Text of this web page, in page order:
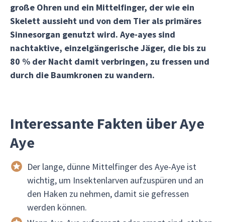
große Ohren und ein Mittelfinger, der wie ein
Skelett aussieht und von dem Tier als primäres
Sinnesorgan genutzt wird. Aye-ayes sind
nachtaktive, einzelgängerische Jäger, die bis zu
80 % der Nacht damit verbringen, zu fressen und
durch die Baumkronen zu wandern.
Interessante Fakten über Aye
Aye
Der lange, dünne Mittelfinger des Aye-Aye ist
wichtig, um Insektenlarven aufzuspüren und an
den Haken zu nehmen, damit sie gefressen
werden können.